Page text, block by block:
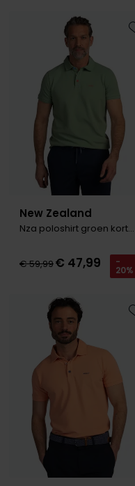
New Zealand
Nza poloshirt groen korte mouw katoen
€ 59,99€ 47,99 -
20%